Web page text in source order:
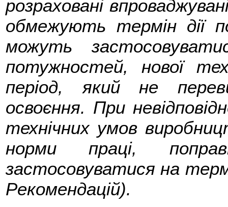
розраховані
обмежують термін дії
можуть
потужностей, нової
період, який не
освоєння. При
технічних умов
норми праці,
застосовуватися на
Рекомендацій).